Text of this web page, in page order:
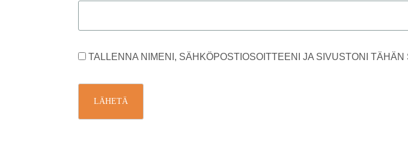
TALLENNA NIMENI, SÄHKÖPOSTIOSOITTEENI JA SIVUSTONI